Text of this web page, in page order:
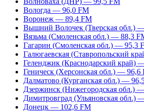
Вологда — 96,0 FM
Воронеж — 89,4 FM
Вышний Волочек (Тверская обл.)
Вязьма (Смоленская обл.) — 88,3
Гагарин (Смоленская обл.) — 95,3
Галюгаевская (Ставропольский
Геленджик (Краснодарский край)
Геническ (Херсонская обл.) — 96,6
Далматово (Курганская обл.) —
Дзержинск (Нижегородская обл.)
Димитровград (Ульяновская обл.)
Донецк — 102,6 FM